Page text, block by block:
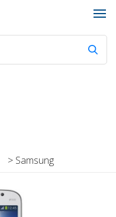
> Samsung